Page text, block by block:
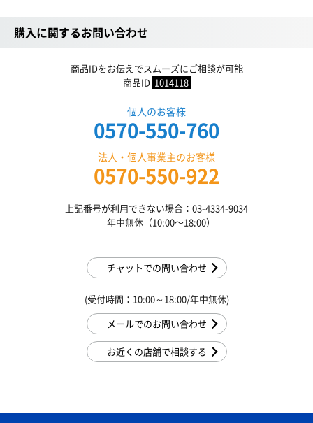
購入に関するお問い合わせ
商品IDをお伝えでスムーズにご相談が可能
商品ID 1014118
個人のお客様
0570-550-760
法人・個人事業主のお客様
0570-550-922
上記番号が利用できない場合：03-4334-9034
年中無休（10:00〜18:00）
チャットでの問い合わせ
(受付時間：10:00～18:00/年中無休)
メールでのお問い合わせ
お近くの店舗で相談する